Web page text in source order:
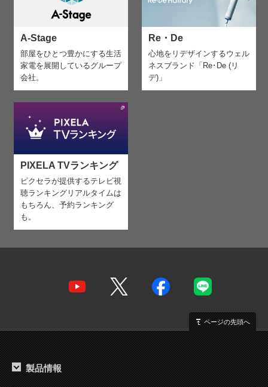
A-Stage
部屋をひとつ豊かにする生活
家電を 展開しているグループ
会社。
Re・De
心地をリデザインするウェル
ネスブランド「Re･De (リ
デ)」
PIXELA TVランキング
ピクセラが提供するテレビ視
聴ランキング リアルタイムは
もちろん、予約ランキング
も。
ページの先頭へ
製品情報